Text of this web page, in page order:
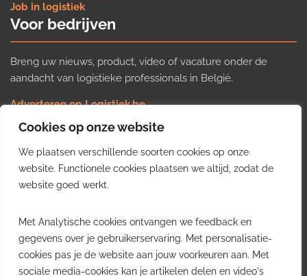
Cookies op onze website
We plaatsen verschillende soorten cookies op onze
website. Functionele cookies plaatsen we altijd, zodat de
website goed werkt.
Met Analytische cookies ontvangen we feedback en
gegevens over je gebruikerservaring. Met personalisatie-
cookies pas je de website aan jouw voorkeuren aan. Met
sociale media-cookies kan je artikelen delen en video's
Job in logistiek
Voor bedrijven
Breng uw nieuws, product, video of vacature onder de
aandacht van logistieke professionals in België.
Adverteren op Logistiek.be
Nieuws insturen
Uw video op Logistiek.TV
Job plaatsen
Gratis wekelijkse update
inzichten uit de Belgische logistieke sector in uw inbox.
Ontvang je gratis
wekelijkse update